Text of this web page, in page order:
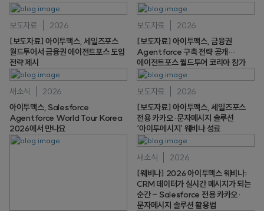
보도자료
2026
[보도자료] 아이투맥스, 세일즈포스
월드투어서 금융권 에이전트포스 도입
전략 제시
보도자료
2026
[보도자료] 아이투맥스, 금융권
Agentforce 구축 전략 공개…
에이전트포스 월드투어 코리아 참가
새소식
2026
아이투맥스, Salesforce
Agentforce World Tour Korea
2026에서 만나요
보도자료
2026
[보도자료] 아이투맥스, 세일즈포스
전용 카카오·문자메시지 솔루션
‘아이투메시지’ 웨비나 성료
새소식
2026
[웨비나] 2026 아이투맥스 웨비나:
CRM 데이터가 실시간 메시지가 되는
순간 - Salesforce 전용 카카오·
문자메시지 솔루션 활용법